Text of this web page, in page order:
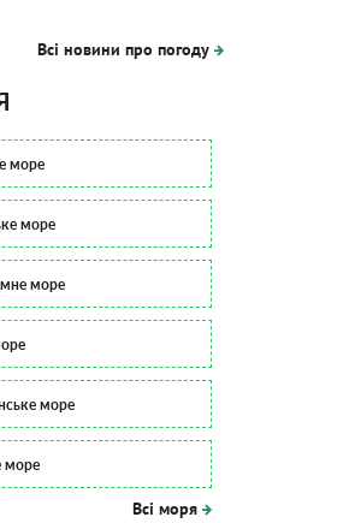
Всі новини про погоду
море
море
море
море
море
Всі моря